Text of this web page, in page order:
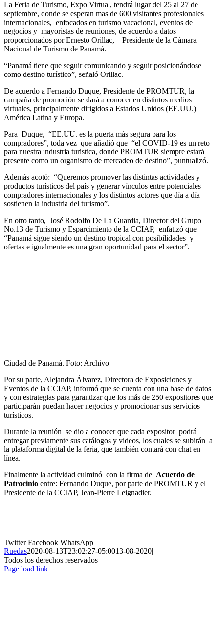
La Feria de Turismo, Expo Virtual, tendrá lugar del 25 al 27 de
septiembre, donde se esperan mas de 600 visitantes profesionales
internacionales, enfocados en turismo vacacional, eventos de
negocios y mayoristas de reuniones, de acuerdo a datos
proporcionados por Ernesto Orillac, Presidente de la Cámara
Nacional de Turismo de Panamá.
“Panamá tiene que seguir comunicando y seguir posicionándose
como destino turístico”, señaló Orillac.
De acuerdo a Fernando Duque, Presidente de PROMTUR, la
campaña de promoción se dará a conocer en distintos medios
virtuales, principalmente dirigidos a Estados Unidos (EE.UU.),
América Latina y Europa.
Para Duque, “EE.UU. es la puerta más segura para los
compradores”, toda vez que añadió que “el COVID-19 es un reto
para nuestra industria turística, donde PROMTUR siempre estará
presente como un organismo de mercadeo de destino”, puntualizó.
Además acotó: “Queremos promover las distintas actividades y
productos turísticos del país y generar vínculos entre potenciales
compradores internacionales y los distintos actores que día a día
sostienen la industria del turismo”.
En otro tanto, José Rodolfo De La Guardia, Director del Grupo
No.13 de Turismo y Esparcimiento de la CCIAP, enfatizó que
“Panamá sigue siendo un destino tropical con posibilidades y
ofertas e igualmente es una gran oportunidad para el sector”.
Ciudad de Panamá. Foto: Archivo
Por su parte, Alejandra Álvarez, Directora de Exposiciones y
Eventos de la CCIAP, informó que se cuenta con una base de datos
y con estrategias para garantizar que los más de 250 expositores que
participarán puedan hacer negocios y promocionar sus servicios
turísticos.
Durante la reunión se dio a conocer que cada expositor podrá
entregar previamente sus catálogos y videos, los cuales se subirán a
la plataforma digital de la feria, que también contará con chat en
línea.
Finalmente la actividad culminó con la firma del Acuerdo de
Patrocinio entre: Fernando Duque, por parte de PROMTUR y el
Presidente de la CCIAP, Jean-Pierre Leignadier.
TwitterFacebook WhatsApp
Ruedas2020-08-13T23:02:27-05:0013-08-2020|
Todos los derechos reservados
Page load link